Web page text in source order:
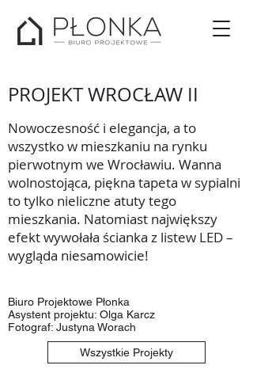
PROJEKT WROCŁAW II
Nowoczesność i elegancja, a to
wszystko w mieszkaniu na rynku
pierwotnym we Wrocławiu. Wanna
wolnostojąca, piękna tapeta w sypialni
to tylko nieliczne atuty tego
mieszkania. Natomiast największy
efekt wywołała ścianka z listew LED –
wygląda niesamowicie!
Biuro Projektowe Płonka
Asystent projektu: Olga Karcz
Fotograf: Justyna Worach
Wszystkie Projekty